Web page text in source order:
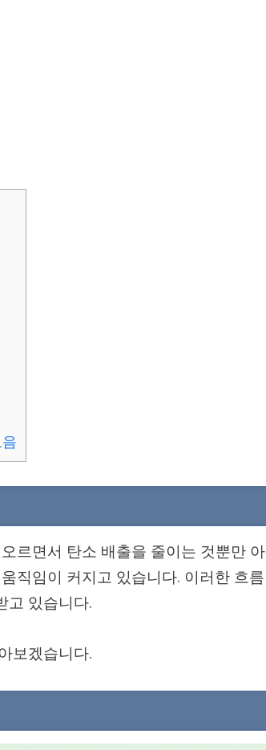
르면서 탄소 배출을 줄이는 것뿐만 아
직임이 커지고 있습니다. 이러한 흐름
고 있습니다.
보겠습니다.